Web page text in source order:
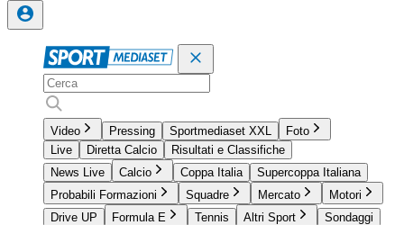
Video Pressing Sportmediaset XXL
Foto
Live
Diretta Calcio
Risultati e Classifiche
News Live
Calcio Coppa Italia
Supercoppa Italiana
Probabili Formazioni
Squadre Mercato
Motori
Drive UP
Formula E Tennis Altri Sport
Sondaggi